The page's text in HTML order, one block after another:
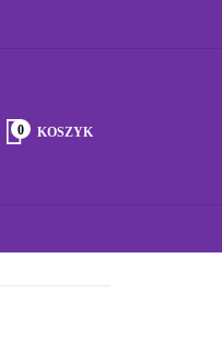
0 KOSZYK